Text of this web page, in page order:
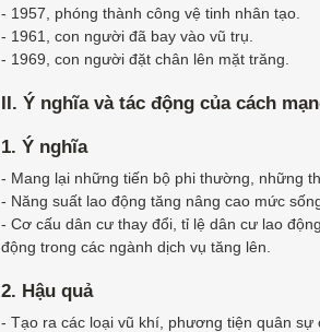
- 1957, phóng thành công vệ tinh nhân tạo.
- 1961, con người đã bay vào vũ trụ.
- 1969, con người đặt chân lên mặt trăng.
II. Ý nghĩa và tác động của cách
1. Ý nghĩa
- Mang lại những tiến bộ phi thường, những
- Năng suất lao động tăng nâng cao mức
- Cơ cấu dân cư thay đổi, tỉ lệ dân cư lao
động trong các ngành dịch vụ tăng lên.
2. Hậu quả
- Tạo ra các loại vũ khí, phương tiện quân sự